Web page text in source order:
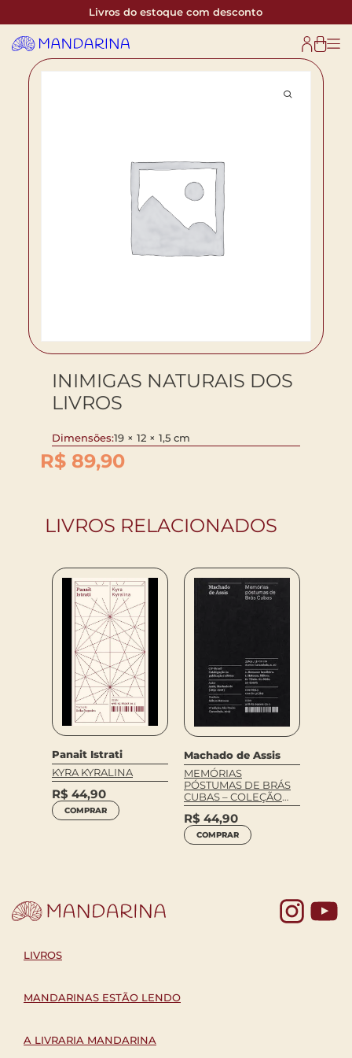
Livros do estoque com desconto
INIMIGAS NATURAIS DOS
LIVROS
Dimensões:19 × 12 × 1,5 cm
R$ 89,90
LIVROS RELACIONADOS
Panait Istrati
KYRA KYRALINA
R$ 44,90
COMPRAR
Machado de Assis
MEMÓRIAS
PÓSTUMAS DE BRÁS
CUBAS – COLEÇÃO
ACERVO
R$ 44,90
COMPRAR
LIVROS
MANDARINAS ESTÃO LENDO
A LIVRARIA MANDARINA